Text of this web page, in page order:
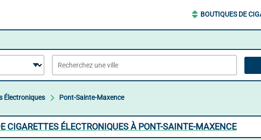
BOUTIQUES DE
Électroniques Pont-Sainte-Maxence
CIGARETTES ÉLECTRONIQUES À PONT-SAINTE-MAXENCE